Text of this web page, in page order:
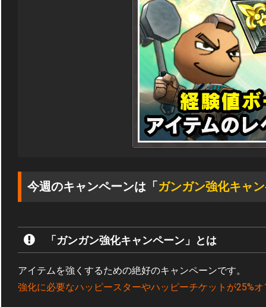
今週のキャンペーンは「 ガンガン強化キャ
「ガンガン強化キャンペーン」とは
アイテムを強くするための絶好のキャンペーンです。
強化に必要なハッピースターやハッピーチケットが25%